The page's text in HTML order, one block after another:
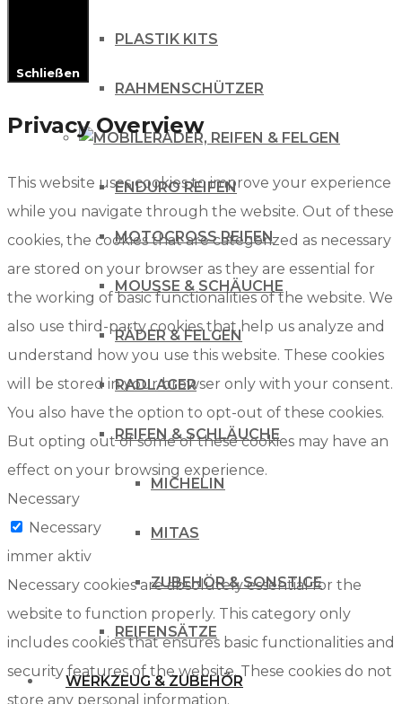
PLASTIK KITS
RAHMENSCHÜTZER
RÄDER, REIFEN & FELGEN
ENDURO REIFEN
MOTOCROSS REIFEN
MOUSSE & SCHÄUCHE
RÄDER & FELGEN
RADLAGER
REIFEN & SCHLÄUCHE
MICHELIN
MITAS
ZUBEHÖR & SONSTIGE
REIFENSÄTZE
WERKZEUG & ZUBEHÖR
Schließen
Privacy Overview
This website uses cookies to improve your experience
while you navigate through the website. Out of these
cookies, the cookies that are categorized as necessary
are stored on your browser as they are essential for
the working of basic functionalities of the website. We
also use third-party cookies that help us analyze and
understand how you use this website. These cookies
will be stored in your browser only with your consent.
You also have the option to opt-out of these cookies.
But opting out of some of these cookies may have an
effect on your browsing experience.
Necessary
Necessary
immer aktiv
Necessary cookies are absolutely essential for the
website to function properly. This category only
includes cookies that ensures basic functionalities and
security features of the website. These cookies do not
store any personal information.